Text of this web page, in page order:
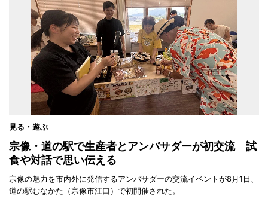
見る・遊ぶ
宗像・道の駅で生産者とアンバサダーが初交流 試
食や対話で思い伝える
宗像の魅力を市内外に発信するアンバサダーの交流イベントが8月1日、
道の駅むなかた（宗像市江口）で初開催された。